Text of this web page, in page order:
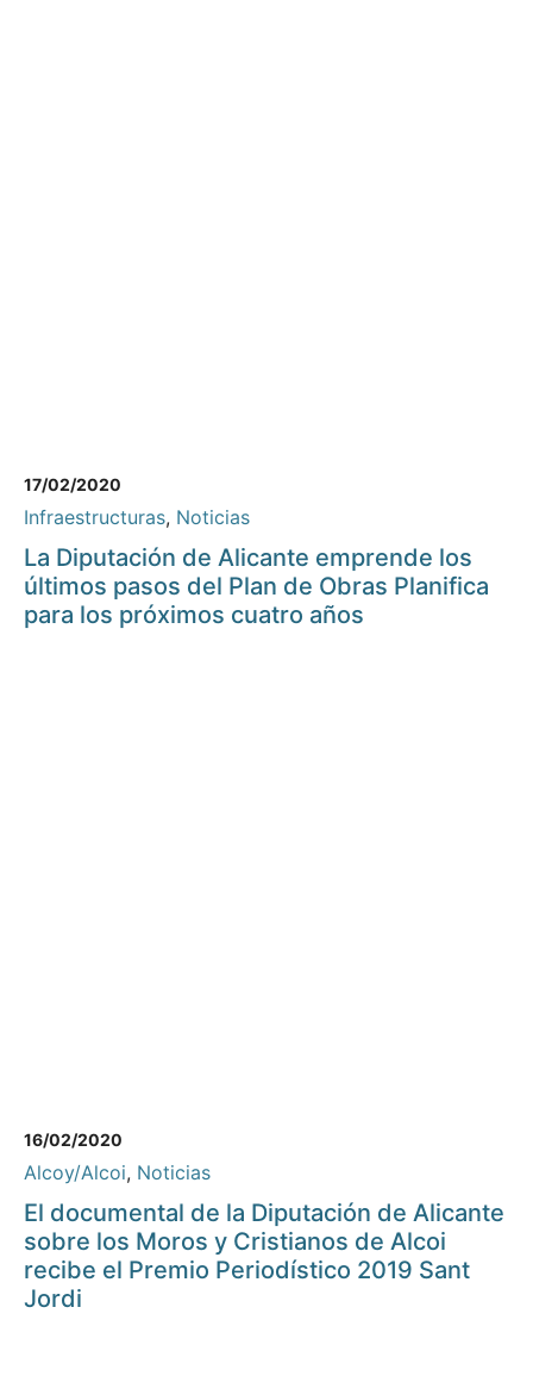
17/02/2020
Infraestructuras, Noticias
La Diputación de Alicante emprende los
últimos pasos del Plan de Obras Planifica
para los próximos cuatro años
16/02/2020
Alcoy/Alcoi, Noticias
El documental de la Diputación de Alicante
sobre los Moros y Cristianos de Alcoi
recibe el Premio Periodístico 2019 Sant
Jordi